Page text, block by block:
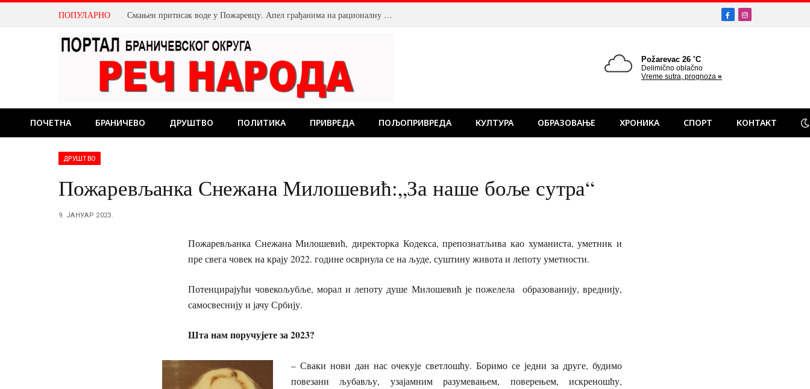
ПОПУЛАРНО Смањен притисак воде у Пожаревцу. Апел грађанима на рационалну потрошњу FacebookInstagram
ПОЧЕТНА БРАНИЧЕВО ДРУШТВО ПОЛИТИКА ПРИВРЕДА ПОЉОПРИВРЕДА КУЛТУРА ОБРАЗОВАЊЕ ХРОНИКА СПОРТ КОНТАКТ
ДРУШТВО
Пожаревљанка Снежана Милошевић:„За наше боље сутра“
9. ЈАНУАР 2023.
Пожаревљанка Снежана Милошевић, директорка Кодекса, препознатљива као хуманиста, уметник и
пре свега човек на крају 2022. године осврнула се на људе, суштину живота и лепоту уметности.
Потенцирајући човекољубље, морал и лепоту душе Милошевић је пожелела образованију, вреднију,
самосвеснију и јачу Србију.
Шта нам поручујете за 2023?
– Сваки нови дан нас очекује светлошћу. Боримо се једни за друге, будимо
повезани љубављу, узајамним разумевањем, поверењем, искреношћу,